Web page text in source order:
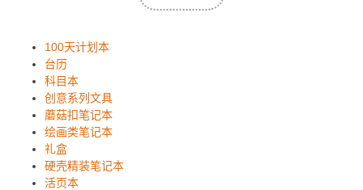
100天计划本
台历
科目本
创意系列文具
蘑菇扣笔记本
绘画类笔记本
礼盒
硬壳精装笔记本
活页本